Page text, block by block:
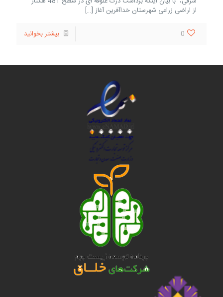
از اراضی زراعی شهرستان خداآفرین آغاز […]
0 بیشتر بخوانید